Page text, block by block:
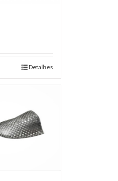
Detalhes